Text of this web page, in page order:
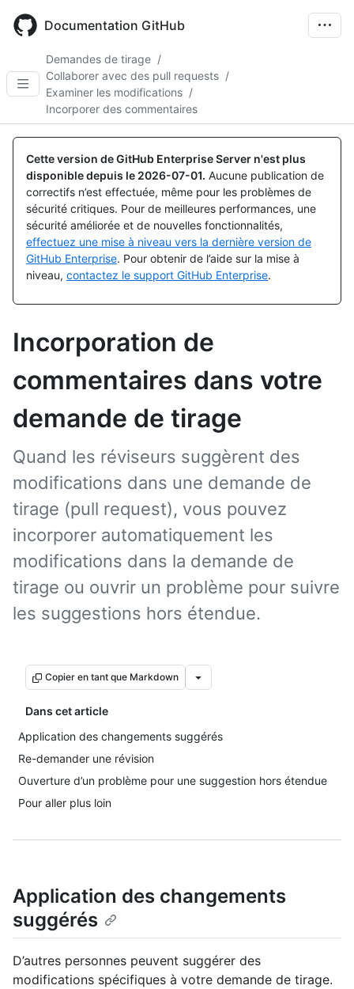
main
Documentation GitHub
Demandes de tirage /
Collaborer avec des pull requests /
Examiner les modifications /
Incorporer des commentaires
Cette version de GitHub Enterprise Server n'est plus
disponible depuis le 2026-07-01. Aucune publication de
correctifs n’est effectuée, même pour les problèmes de
sécurité critiques. Pour de meilleures performances, une
sécurité améliorée et de nouvelles fonctionnalités,
effectuez une mise à niveau vers la dernière version de
GitHub Enterprise. Pour obtenir de l’aide sur la mise à
niveau, contactez le support GitHub Enterprise.
Incorporation de
commentaires dans votre
demande de tirage
Quand les réviseurs suggèrent des
modifications dans une demande de
tirage (pull request), vous pouvez
incorporer automatiquement les
modifications dans la demande de
tirage ou ouvrir un problème pour suivre
les suggestions hors étendue.
Copier en tant que Markdown
Dans cet article
Application des changements suggérés
Re-demander une révision
Ouverture d’un problème pour une suggestion hors étendue
Pour aller plus loin
Application des changements
suggérés
D’autres personnes peuvent suggérer des
modifications spécifiques à votre demande de tirage.